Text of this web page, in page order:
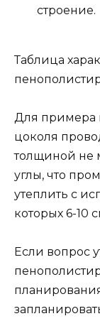
строение.
Таблица
Для примера
цоколя
толщиной не
углы, что
утеплить с
которых 6-10
Если вопрос